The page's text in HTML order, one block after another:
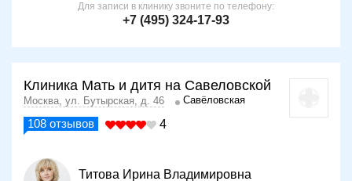
Для записи в клинику звоните по телефону:
+7 (495) 324-17-93
Клиника Мать и дитя на Савеловской
Москва, ул. Бутырская, д. 46 Савёловская
108 отзывов 4
Титова Ирина Владимировна